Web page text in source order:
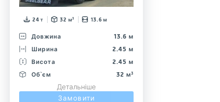
24 т 32 м³ 13.6 м
Довжина
13.6 м
Ширина
2.45 м
Висота
2.45 м
Об`єм
32 м³
Детальніше
Замовити